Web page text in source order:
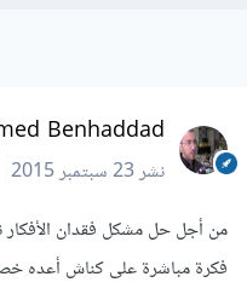
Benhaddad
نشر23 سبتمبر 2015
من أجل حل مشكل فقدان الأفكار
فكرة مباشرة على كناش أعده